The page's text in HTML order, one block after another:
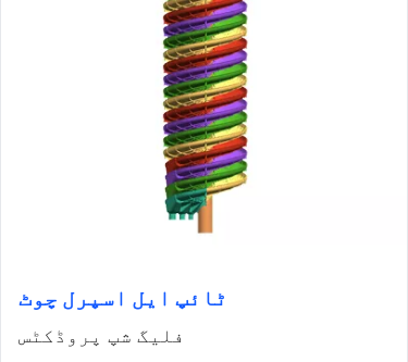
ٹائپ ایل اسپرل چوٹ
فلیگ شپ پروڈکٹس